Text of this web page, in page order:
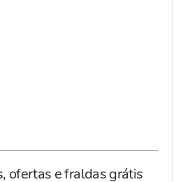
ofertas e fraldas grátis